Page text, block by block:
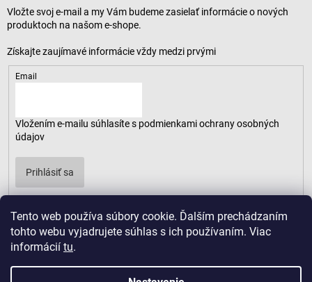
Tento web používa súbory cookie. Ďalším prechádzaním
tohto webu vyjadrujete súhlas s ich používaním. Viac
informácií tu.
Vložte svoj e-mail a my Vám budeme zasielať informácie o nových
produktoch na našom e-shope.
Email
Vložením e-mailu súhlasíte s podmienkami ochrany osobných
údajov
Prihlásiť sa